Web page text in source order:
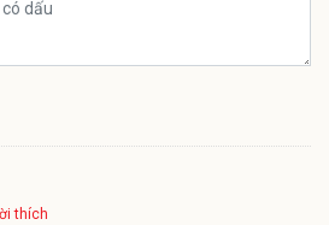
thích